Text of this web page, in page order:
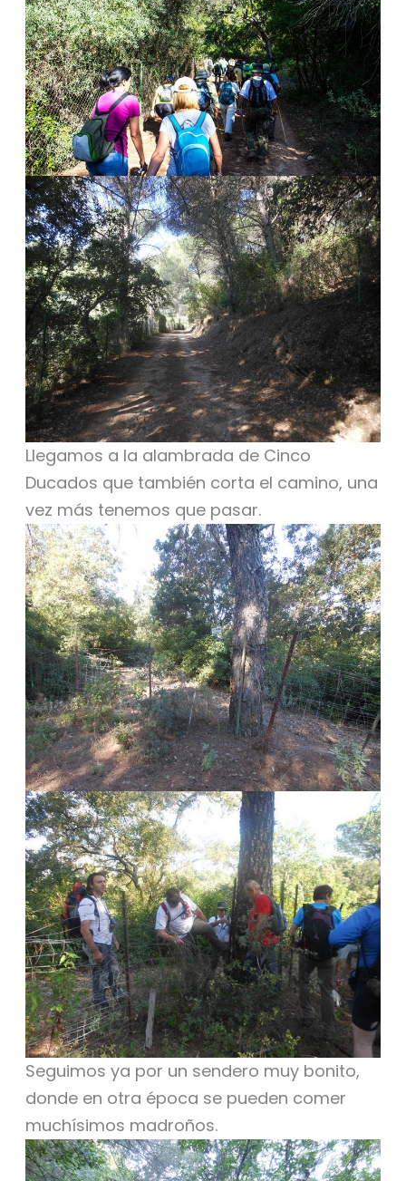
Llegamos a la alambrada de Cinco
Ducados que también corta el camino, una
vez más tenemos que pasar.
Seguimos ya por un sendero muy bonito,
donde en otra época se pueden comer
muchísimos madroños.